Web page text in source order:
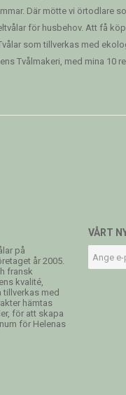
Där mötte vi örtodlare
för husbehov. Att få
som tillverkas med
Tvålmakeri, med mina 10
på
år 2005.
fransk
kvalité,
tillverkas med
hämtas
för att skapa
för Helenas
VÅRT